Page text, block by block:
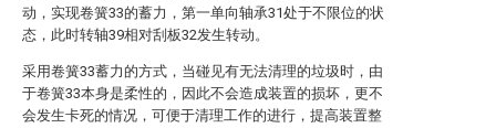
动，实现卷簧33的蓄力，第一单向轴承31处于不限位的状
态，此时转轴39相对刮板32发生转动。
采用卷簧33蓄力的方式，当碰见有无法清理的垃圾时，由
于卷簧33本身是柔性的，因此不会造成装置的损坏，更不
会发生卡死的情况，可便于清理工作的进行，提高装置整